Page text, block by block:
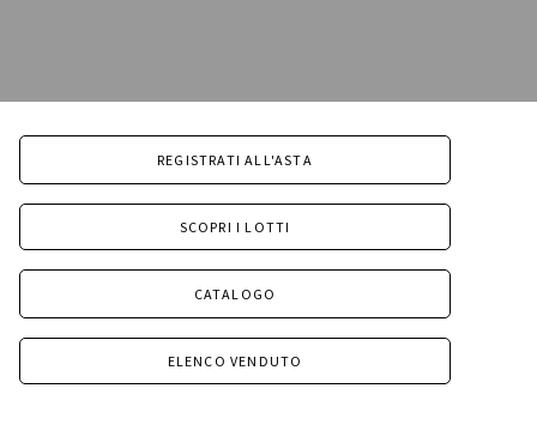
REGISTRATI ALL'ASTA
SCOPRI I LOTTI
CATALOGO
ELENCO VENDUTO